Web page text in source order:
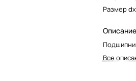
Размер
Описание
Все